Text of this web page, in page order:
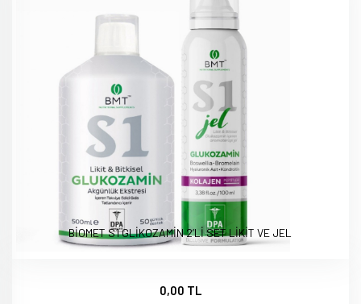
BİOMET S1 GLİKOZAMİN 2’Lİ SET LİKİT VE JEL
0,00 TL